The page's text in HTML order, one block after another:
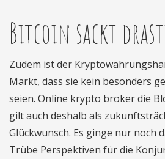
Bitcoin sackt
Zudem ist der
Markt, dass sie kein besonders
seien. Online krypto broker die
gilt auch deshalb als
Glückwunsch. Es ginge nur noch
Trübe Perspektiven für die